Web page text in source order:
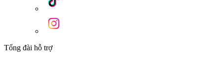
Các tính năng thông minh của bếp từ MH 732IN
Công suất Booster mạnh mẽ
Tổng đài hỗ trợ